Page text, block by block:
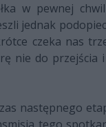
w pewnej
jednak
czeka nas
nie do przejścia
następnego